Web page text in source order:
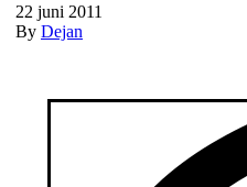
22 juni 2011
By Dejan